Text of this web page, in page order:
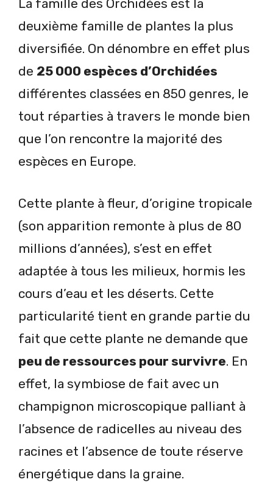
La famille des Orchidées est la
deuxième famille de plantes la plus
diversifiée. On dénombre en effet plus
de 25 000 espèces d’Orchidées
différentes classées en 850 genres, le
tout réparties à travers le monde bien
que l’on rencontre la majorité des
espèces en Europe.
Cette plante à fleur, d’origine tropicale
(son apparition remonte à plus de 80
millions d’années), s’est en effet
adaptée à tous les milieux, hormis les
cours d’eau et les déserts. Cette
particularité tient en grande partie du
fait que cette plante ne demande que
peu de ressources pour survivre. En
effet, la symbiose de fait avec un
champignon microscopique palliant à
l’absence de radicelles au niveau des
racines et l’absence de toute réserve
énergétique dans la graine.